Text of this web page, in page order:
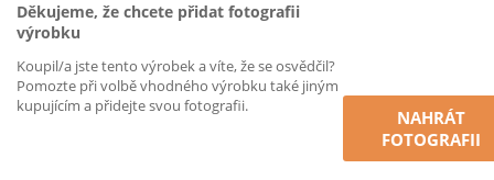
Děkujeme, že chcete přidat fotografii
výrobku
Koupil/a jste tento výrobek a víte, že se osvědčil?
Pomozte při volbě vhodného výrobku také jiným
kupujícím a přidejte svou fotografii.
NAHRÁT
FOTOGRAFII